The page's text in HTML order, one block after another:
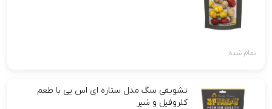
تمام شده
تشویقی سگ مدل ستاره ای اس پی با طعم
کلروفیل و شیر